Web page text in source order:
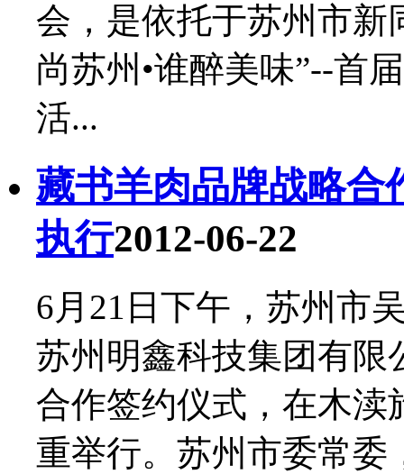
会，是依托于苏州市新
尚苏州•谁醉美味”--首
活...
藏书羊肉品牌战略合
执行2012-06-22
6月21日下午，苏州市
苏州明鑫科技集团有限
合作签约仪式，在木渎
重举行。苏州市委常委